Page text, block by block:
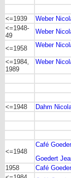
<=1939
Weber
<=1948-
49
Weber
<=1958 Weber
<=1984,
1989
Weber
<=1948 Dahm
<=1948
Café
Goedert
1958
Café